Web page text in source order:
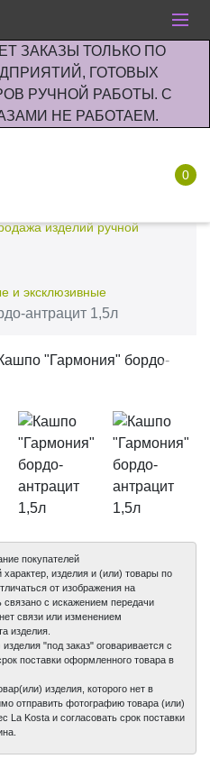
ЗАКАЗЫ ТОЛЬКО ПО
ГОТОВЫХ
РУЧНОЙ РАБОТЫ. С
НЕ РАБОТАЕМ.
0
изделий ручной
и эксклюзивные
антрацит 1,5л
покупателей
изделия и (или) товары по
от изображения на
с искажением передачи
связи или изменением
изделия.
"под заказ" оговаривается с
поставки оформленного товара в
изделия, которого нет в
отправить фотографию товара (или)
La Kosta и согласовать срок поставки